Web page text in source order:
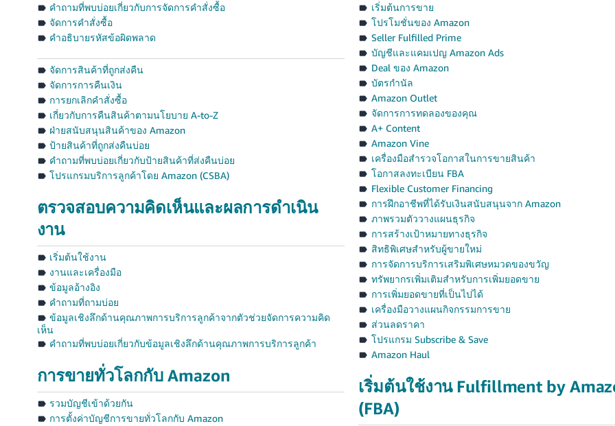
คำถามที่พบบ่อยเกี่ยวกับการจัดการคำสั่งซื้อ
จัดการคำสั่งซื้อ
คำอธิบายรหัสข้อผิดพลาด
จัดการสินค้าที่ถูกส่งคืน
จัดการการคืนเงิน
การยกเลิกคำสั่งซื้อ
เกี่ยวกับการคืนสินค้าตามนโยบาย A-to-Z
ฝ่ายสนับสนุนสินค้าของ Amazon
ป้ายสินค้าที่ถูกส่งคืนบ่อย
คำถามที่พบบ่อยเกี่ยวกับป้ายสินค้าที่ส่งคืนบ่อย
โปรแกรมบริการลูกค้าโดย Amazon (CSBA)
ตรวจสอบความคิดเห็นและผลการดำเนิน
งาน
เริ่มต้นใช้งาน
งานและเครื่องมือ
ข้อมูลอ้างอิง
คำถามที่ถามบ่อย
ข้อมูลเชิงลึกด้านคุณภาพการบริการลูกค้าจากตัวช่วยจัดการความคิด
เห็น
คำถามที่พบบ่อยเกี่ยวกับข้อมูลเชิงลึกด้านคุณภาพการบริการลูกค้า
การขายทั่วโลกกับ Amazon
รวมบัญชีเข้าด้วยกัน
การตั้งค่าบัญชีการขายทั่วโลกกับ Amazon
เริ่มต้นการขาย
โปรโมชั่นของ Amazon
Seller Fulfilled Prime
บัญชีและแคมเปญ Amazon Ads
Deal ของ Amazon
บัตรกำนัล
Amazon Outlet
จัดการการทดลองของคุณ
A+ Content
Amazon Vine
เครื่องมือสำรวจโอกาสในการขายสินค้า
โอกาสลงทะเบียน FBA
Flexible Customer Financing
การฝึกอาชีพที่ได้รับเงินสนับสนุนจาก Amazon
ภาพรวมตัววางแผนธุรกิจ
การสร้างเป้าหมายทางธุรกิจ
สิทธิพิเศษสำหรับผู้ขายใหม่
การจัดการบริการเสริมพิเศษหมวดของขวัญ
ทรัพยากรเพิ่มเติมสำหรับการเพิ่มยอดขาย
การเพิ่มยอดขายที่เป็นไปได้
เครื่องมือวางแผนกิจกรรมการขาย
ส่วนลดราคา
โปรแกรม Subscribe & Save
Amazon Haul
เริ่มต้นใช้งาน Fulfillment by
(FBA)